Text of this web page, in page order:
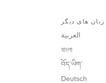
زبان های دیگر
العربية
বাংলা
བོད་ཡིག་
Deutsch